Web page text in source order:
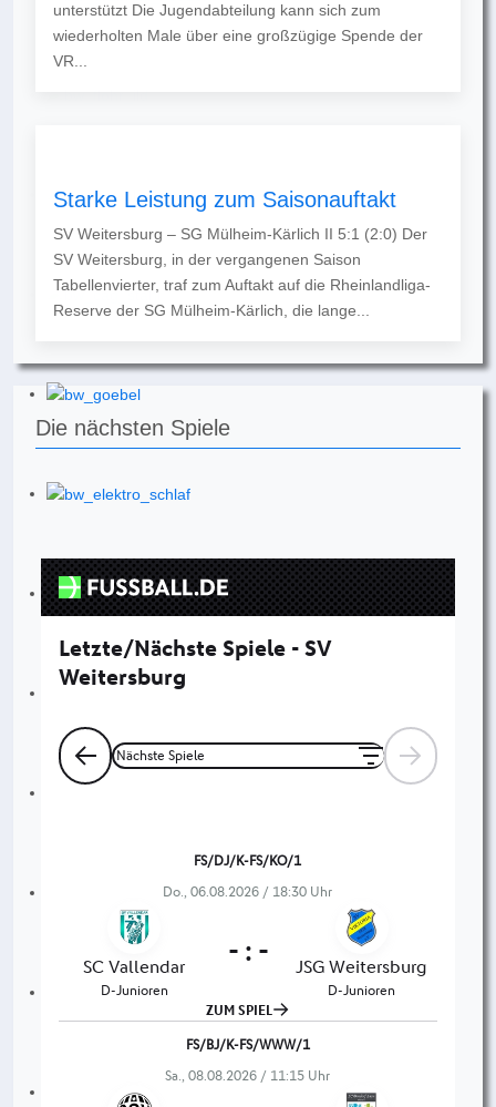
unterstützt Die Jugendabteilung kann sich zum
wiederholten Male über eine großzügige Spende der
VR...
Starke Leistung zum Saisonauftakt
SV Weitersburg – SG Mülheim-Kärlich II 5:1 (2:0) Der
SV Weitersburg, in der vergangenen Saison
Tabellenvierter, traf zum Auftakt auf die Rheinlandliga-
Reserve der SG Mülheim-Kärlich, die lange...
Die nächsten Spiele